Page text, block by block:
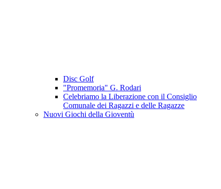
Disc Golf
"Promemoria" G. Rodari
Celebriamo la Liberazione con il Consiglio
Comunale dei Ragazzi e delle Ragazze
Nuovi Giochi della Gioventù